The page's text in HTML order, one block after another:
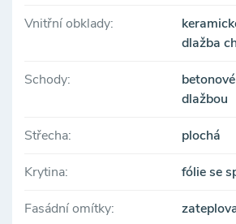
Vnitřní obklady:
dlažba
Schody:
dlažbou
Střecha: plochá
Krytina: fólie se
Fasádní omítky: